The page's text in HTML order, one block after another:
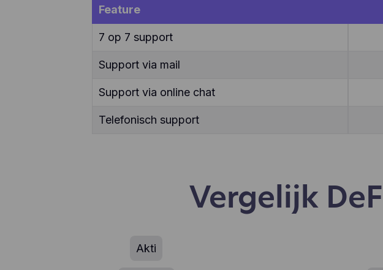
Feature
7 op 7 support
Support via mail
Support via online chat
Telefonisch support
Vergelijk
Akti
verkiezen aan te klikken,
enz.). Hotjar gebruikt
te verzamelen over het
apparaten. Hotjar slaat
gebruikersprofiel. Noch
gebruiken om individuele
aan verdere gegevens